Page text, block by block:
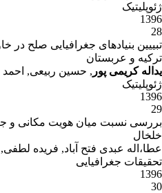
ژئوپلیتیک
1396
28
تبییین بنیادهای جغرافیایی صلح در
ترکیه و عربستان
یداله کریمی پور , حسین ربیعی, احمد
ژئوپلیتیک
1396
29
بررسی نسبت میان هویت مکانی و
خلخال
عطا،اله عبدی فتح آباد, فریده لطفی,
تحقیقات جغرافیایی
1396
30